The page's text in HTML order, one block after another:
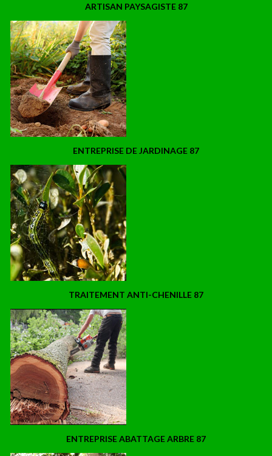
ARTISAN PAYSAGISTE 87
ENTREPRISE DE JARDINAGE 87
TRAITEMENT ANTI-CHENILLE 87
ENTREPRISE ABATTAGE ARBRE 87